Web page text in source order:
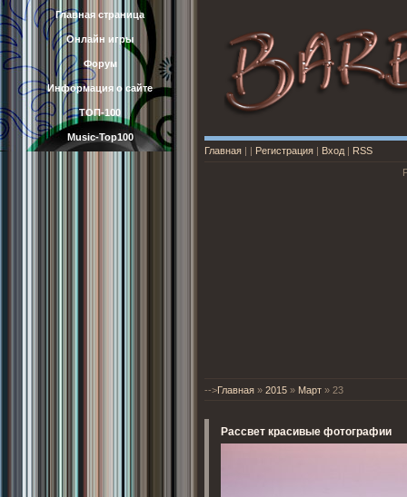
Главная страница
Онлайн игры
Форум
Информация о сайте
ТОП-100
Music-Top100
Главная
Регистрация Вход
RSS
-->Главная » 2015 » Март » 23
Рассвет красивые фотографии